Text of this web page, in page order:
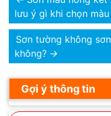
lưu ý gì khi chọn
Sơn tường không
không? →
Gợi ý thông tin